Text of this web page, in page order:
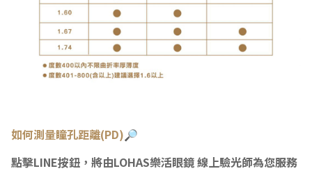
如何測量瞳孔距離(PD)🔎
點擊LINE按鈕，將由LOHAS樂活眼鏡 線上驗光師為您服務